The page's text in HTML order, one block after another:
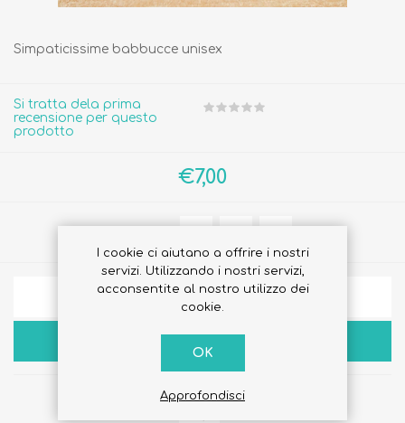
Simpaticissime babbucce unisex
Si tratta dela prima
recensione per questo
prodotto
€7,00
AGGIUNGI ALLA LISTA DEI DESIDERI
I cookie ci aiutano a offrire i nostri
servizi. Utilizzando i nostri servizi,
acconsentite al nostro utilizzo dei
cookie.
OK
Approfondisci